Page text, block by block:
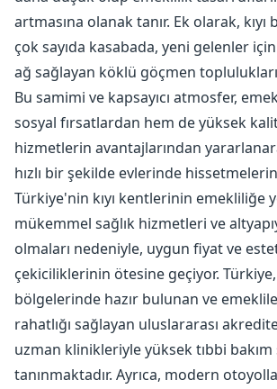
artmasına olanak tanır. Ek olarak,
çok sayıda kasabada, yeni gelenler
ağ sağlayan köklü göçmen
Bu samimi ve kapsayıcı atmosfer,
sosyal fırsatlardan hem de yüksek
hizmetlerin avantajlarından
hızlı bir şekilde evlerinde
Türkiye'nin kıyı kentlerinin emekliliğe
mükemmel sağlık hizmetleri ve
olmaları nedeniyle, uygun fiyat ve
çekiciliklerinin ötesine geçiyor. Türkiye,
bölgelerinde hazır bulunan ve
rahatlığı sağlayan uluslararası
uzman klinikleriyle yüksek tıbbi
tanınmaktadır. Ayrıca, modern